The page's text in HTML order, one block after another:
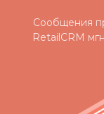
Сообщения
RetailCRM